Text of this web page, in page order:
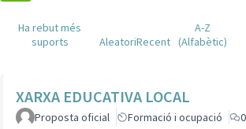
Ha rebut més
suports
AleatoriRecent
A-Z
(Alfabètic)
XARXA EDUCATIVA LOCAL
Proposta oficial Formació i ocupació 0